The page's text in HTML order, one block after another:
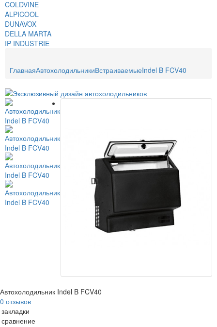
COLDVINE
ALPICOOL
DUNAVOX
DELLA MARTA
IP INDUSTRIE
ГлавнаяАвтохолодильникиВстраиваемыеIndel B FCV40
Автохолодильник Indel B FCV40
0 отзывов